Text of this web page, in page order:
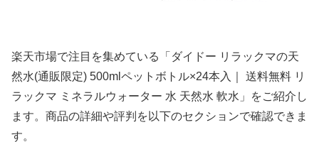
楽天市場で注目を集めている「ダイドー リラックマの天
然水(通販限定) 500mlペットボトル×24本入｜ 送料無料 リ
ラックマ ミネラルウォーター 水 天然水 軟水」をご紹介し
ます。商品の詳細や評判を以下のセクションで確認できま
す。